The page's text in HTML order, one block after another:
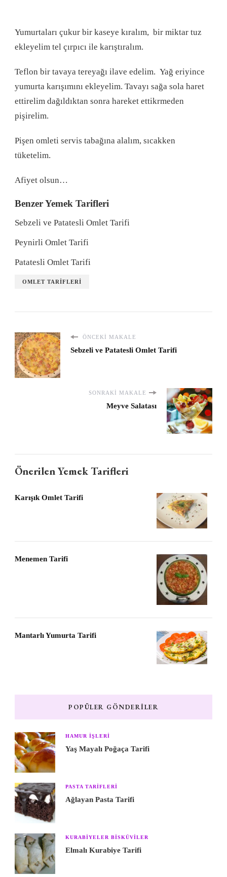
Yumurtaları çukur bir kaseye kıralım, bir miktar tuz
ekleyelim tel çırpıcı ile karıştıralım.
Teflon bir tavaya tereyağı ilave edelim. Yağ eriyince
yumurta karışımını ekleyelim. Tavayı sağa sola haret
ettirelim dağıldıktan sonra hareket ettikrmeden
pişirelim.
Pişen omleti servis tabağına alalım, sıcakken
tüketelim.
Afiyet olsun…
Benzer Yemek Tarifleri
Sebzeli ve Patatesli Omlet Tarifi
Peynirli Omlet Tarifi
Patatesli Omlet Tarifi
OMLET TARIFLERI
ÖNCEKI MAKALE
Sebzeli ve Patatesli Omlet Tarifi
SONRAKI MAKALE
Meyve Salatası
Önerilen Yemek Tarifleri
Karışık Omlet Tarifi
Menemen Tarifi
Mantarlı Yumurta Tarifi
POPÜLER GÖNDERILER
HAMUR IŞLERI
Yaş Mayalı Poğaça Tarifi
PASTA TARIFLERI
Ağlayan Pasta Tarifi
KURABIYELER BISKÜVILER
Elmalı Kurabiye Tarifi